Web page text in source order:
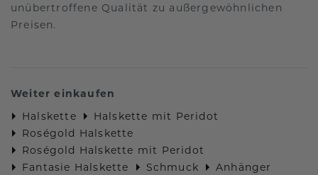
unübertroffene Qualität zu außergewöhnlichen
Preisen.
Weiter einkaufen
Halskette
Halskette mit Peridot
Roségold Halskette
Roségold Halskette mit Peridot
Fantasie Halskette
Schmuck
Anhänger